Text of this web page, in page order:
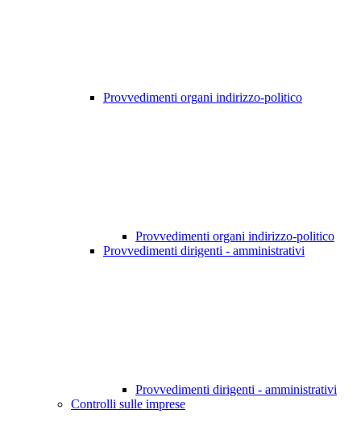
Provvedimenti organi indirizzo-politico
Provvedimenti organi indirizzo-politico
Provvedimenti dirigenti - amministrativi
Provvedimenti dirigenti - amministrativi
Controlli sulle imprese